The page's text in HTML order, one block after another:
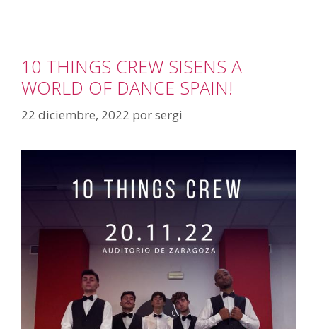
10 THINGS CREW SISENS A
WORLD OF DANCE SPAIN!
22 diciembre, 2022 porsergi